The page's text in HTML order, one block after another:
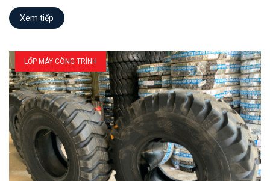
Xem tiếp
LỐP MÁY CÔNG TRÌNH